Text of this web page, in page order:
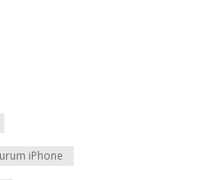
iPhone